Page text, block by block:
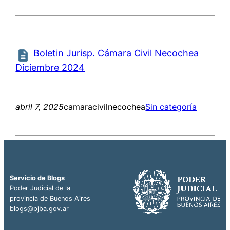
Boletin Jurisp. Cámara Civil Necochea
Diciembre 2024
abril 7, 2025camaracivilnecocheaSin categoría
Servicio de Blogs
Poder Judicial de la
provincia de Buenos Aires
blogs@pjba.gov.ar